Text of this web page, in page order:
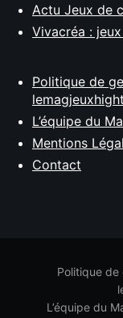
Actu Jeux de
Vivacréa :
Politique de
L’équipe du
Mentions
Contact
Politique
L’équipe du